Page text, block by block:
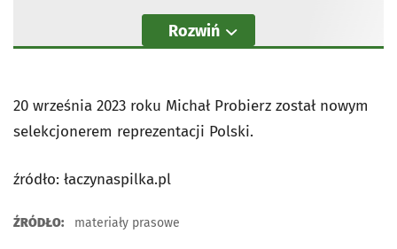
Rozwiń
20 września 2023 roku Michał Probierz został nowym
selekcjonerem reprezentacji Polski.
źródło: łaczynaspilka.pl
ŹRÓDŁO: materiały prasowe